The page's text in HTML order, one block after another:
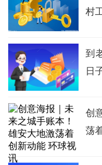
村
到
日
创
荡